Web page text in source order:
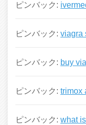
ピンバック:
ピンバック: viagra
ピンバック: buy
ピンバック: trimox
ピンバック: what